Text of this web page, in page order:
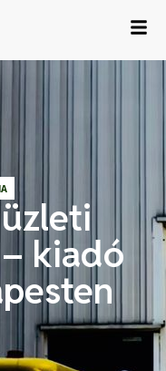
kiadó